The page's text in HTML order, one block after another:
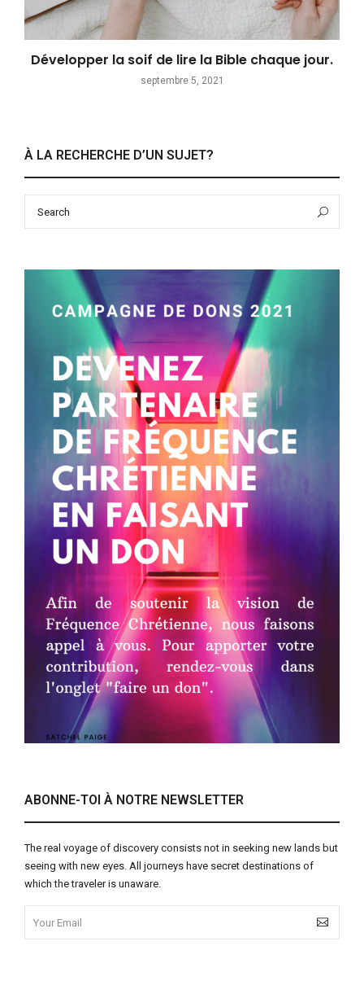
Développer la soif de lire la Bible chaque jour.
septembre 5, 2021
À LA RECHERCHE D’UN SUJET?
ABONNE-TOI À NOTRE NEWSLETTER
The real voyage of discovery consists not in seeking new lands but
seeing with new eyes. All journeys have secret destinations of
which the traveler is unaware.